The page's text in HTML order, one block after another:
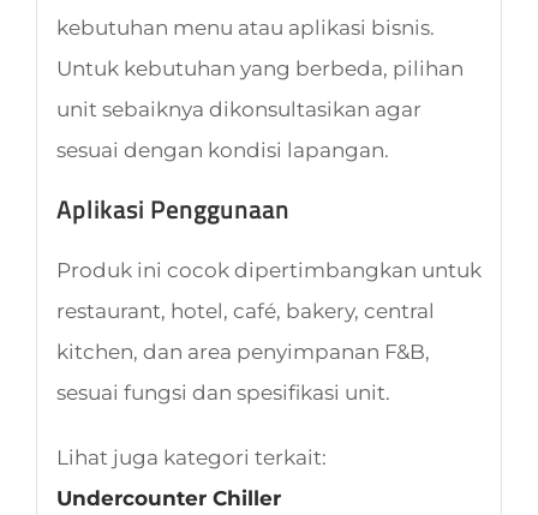
kebutuhan menu atau aplikasi bisnis.
Untuk kebutuhan yang berbeda, pilihan
unit sebaiknya dikonsultasikan agar
sesuai dengan kondisi lapangan.
Aplikasi Penggunaan
Produk ini cocok dipertimbangkan untuk
restaurant, hotel, café, bakery, central
kitchen, dan area penyimpanan F&B,
sesuai fungsi dan spesifikasi unit.
Lihat juga kategori terkait:
Undercounter Chiller